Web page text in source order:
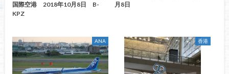
国際空港 2018年10月8日 B-
KPZ
月8日
ANA 香港